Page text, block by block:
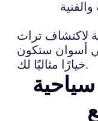
لاكتشاف تراث
في أسوان ستكون
خيارًا مثاليًا لك.